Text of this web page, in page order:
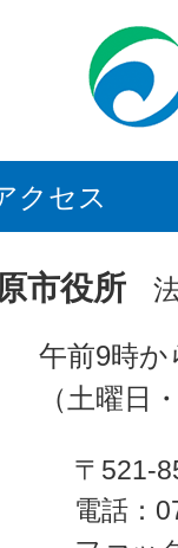
クセス
市役所
午前9時か
（土曜日
〒521-
電話：